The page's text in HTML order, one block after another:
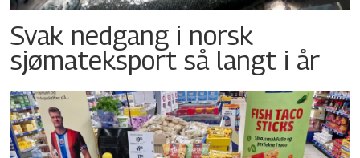
Svak nedgang i norsk
sjømateksport så langt i år